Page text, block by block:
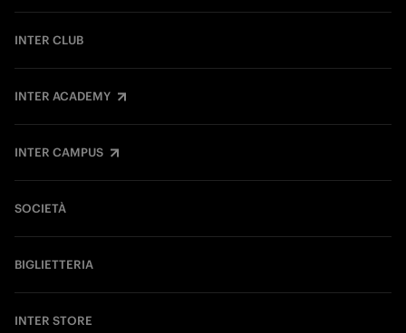
INTER CLUB
INTER ACADEMY
INTER CAMPUS
SOCIETÀ
BIGLIETTERIA
INTER STORE